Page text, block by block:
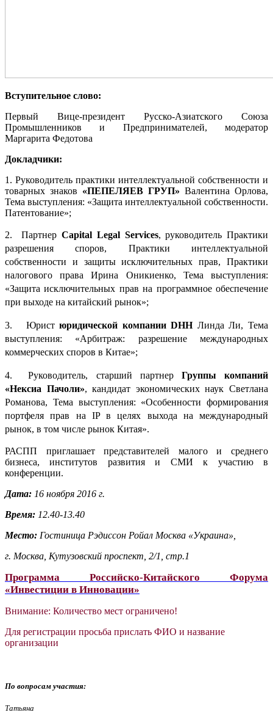
Вступительное слово:
Первый Вице-президент Русско-Азиатского Союза
Промышленников и Предпринимателей, модератор
Маргарита Федотова
Докладчики:
1. Руководитель практики интеллектуальной собственности и
товарных знаков «ПЕПЕЛЯЕВ ГРУП» Валентина Орлова,
Тема выступления: «Защита интеллектуальной собственности.
Патентование»;
2. ПартнерCapital Legal Services, руководитель Практики
разрешения споров, Практики интеллектуальной
собственности и защиты исключительных прав, Практики
налогового права Ирина Оникиенко, Тема выступления:
«Защита исключительных прав на программное обеспечение
при выходе на китайский рынок»;
3. Юристюридической компании DHH Линда Ли, Тема
выступления: «Арбитраж: разрешение международных
коммерческих споров в Китае»;
4. Руководитель, старший партнер Группы компаний
«Нексиа Пачоли», кандидат экономических наук Светлана
Романова, Тема выступления: «Особенности формирования
портфеля прав на IP в целях выхода на международный
рынок, в том числе рынок Китая».
РАСПП приглашает представителей малого и среднего
бизнеса, институтов развития и СМИ к участию в
конференции.
Дата: 16 ноября 2016 г.
Время: 12.40-13.40
Место: Гостиница Рэдиссон Ройал Москва «Украина»,
г. Москва, Кутузовский проспект, 2/1, стр.1
Программа Российско-Китайского Форума
«Инвестиции в Инновации»
Внимание: Количество мест ограничено!
Для регистрации просьба прислать ФИО и название
организации
По вопросам участия:
Татьяна